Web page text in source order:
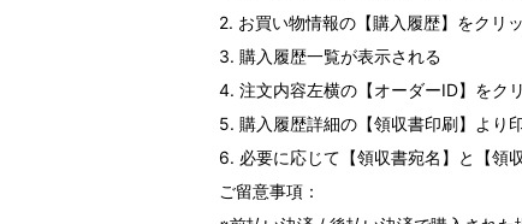
2. お買い物情報の【購入履歴】をクリ
3. 購入履歴一覧が表示される
4. 注文内容左横の【オーダーID】をク
5. 購入履歴詳細の【領収書印刷】より
6. 必要に応じて【領収書宛名】と【領
ご留意事項：